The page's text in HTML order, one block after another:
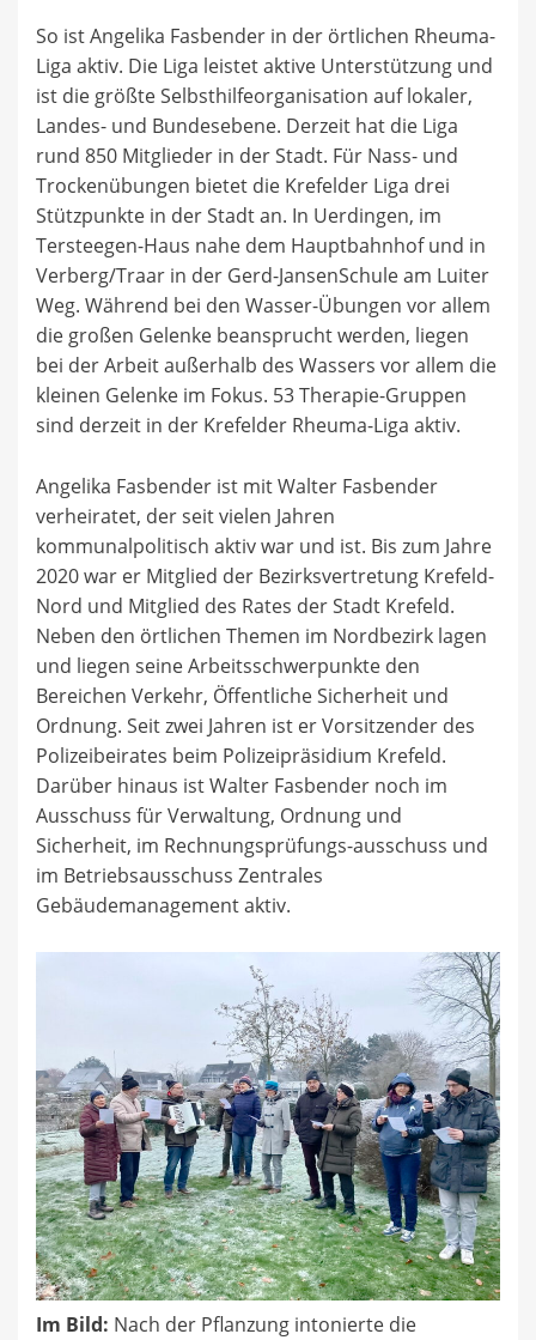
So ist Angelika Fasbender in der örtlichen Rheuma-
Liga aktiv. Die Liga leistet aktive Unterstützung und
ist die größte Selbsthilfeorganisation auf lokaler,
Landes- und Bundesebene. Derzeit hat die Liga
rund 850 Mitglieder in der Stadt. Für Nass- und
Trockenübungen bietet die Krefelder Liga drei
Stützpunkte in der Stadt an. In Uerdingen, im
Tersteegen-Haus nahe dem Hauptbahnhof und in
Verberg/Traar in der Gerd-JansenSchule am Luiter
Weg. Während bei den Wasser-Übungen vor allem
die großen Gelenke beansprucht werden, liegen
bei der Arbeit außerhalb des Wassers vor allem die
kleinen Gelenke im Fokus. 53 Therapie-Gruppen
sind derzeit in der Krefelder Rheuma-Liga aktiv.
Angelika Fasbender ist mit Walter Fasbender
verheiratet, der seit vielen Jahren
kommunalpolitisch aktiv war und ist. Bis zum Jahre
2020 war er Mitglied der Bezirksvertretung Krefeld-
Nord und Mitglied des Rates der Stadt Krefeld.
Neben den örtlichen Themen im Nordbezirk lagen
und liegen seine Arbeitsschwerpunkte den
Bereichen Verkehr, Öffentliche Sicherheit und
Ordnung. Seit zwei Jahren ist er Vorsitzender des
Polizeibeirates beim Polizeipräsidium Krefeld.
Darüber hinaus ist Walter Fasbender noch im
Ausschuss für Verwaltung, Ordnung und
Sicherheit, im Rechnungsprüfungs-ausschuss und
im Betriebsausschuss Zentrales
Gebäudemanagement aktiv.
Im Bild: Nach der Pflanzung intonierte die